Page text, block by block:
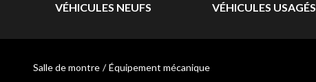
VÉHICULES NEUFS VÉHICULES USAGÉS
Salle de montre / Équipement mécanique